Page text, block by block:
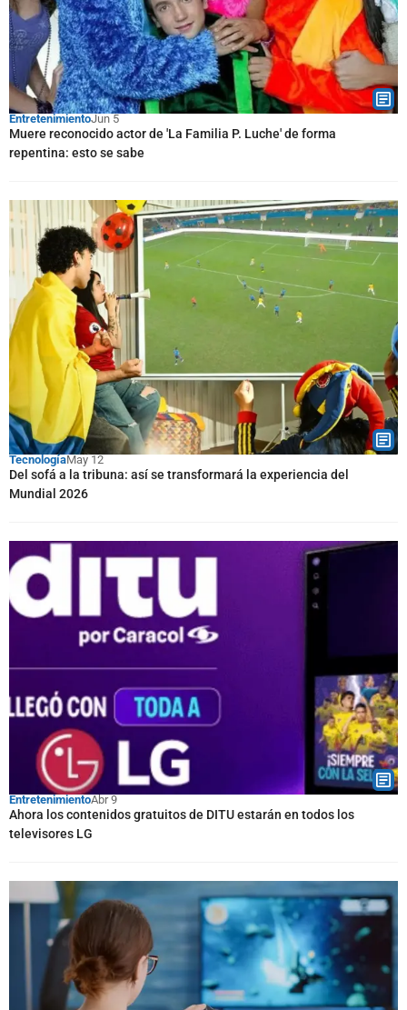
EntretenimientoJun 5
Muere reconocido actor de 'La Familia P. Luche' de forma
repentina: esto se sabe
TecnologíaMay 12
Del sofá a la tribuna: así se transformará la experiencia del
Mundial 2026
EntretenimientoAbr 9
Ahora los contenidos gratuitos de DITU estarán en todos los
televisores LG